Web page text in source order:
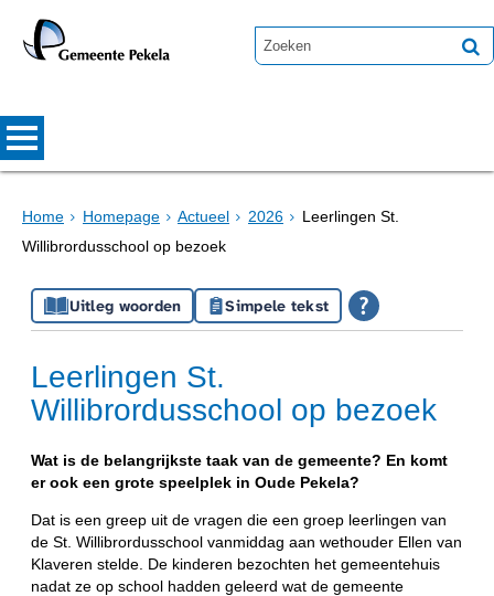
Home Homepage Actueel 2026
Leerlingen St.
Willibrordusschool op bezoek
Uitleg woorden Simpele tekst
Leerlingen St.
Willibrordusschool op bezoek
Wat is de belangrijkste taak van de gemeente? En komt
er ook een grote speelplek in Oude Pekela?
Dat is een greep uit de vragen die een groep leerlingen van
de St. Willibrordusschool vanmiddag aan wethouder Ellen van
Klaveren stelde. De kinderen bezochten het gemeentehuis
nadat ze op school hadden geleerd wat de gemeente